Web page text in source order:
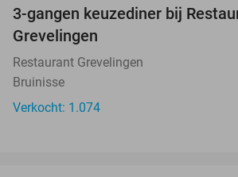
3-gangen keuzediner bij
Grevelingen
Restaurant Grevelingen
Bruinisse
Verkocht: 1.074